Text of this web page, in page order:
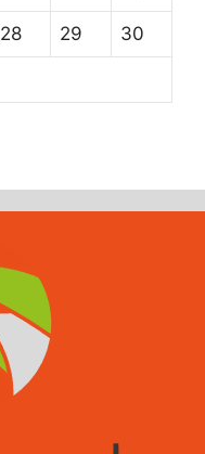
28 29 30